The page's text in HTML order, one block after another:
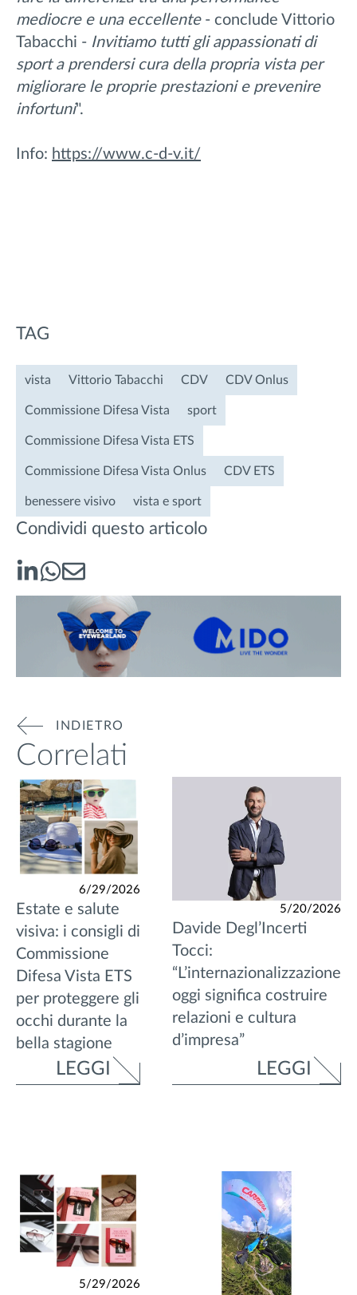
mediocre e una eccellente- conclude Vittorio
Tabacchi - Invitiamo tutti gli appassionati di
sport a prendersi cura della propria vista per
migliorare le proprie prestazioni e prevenire
infortuni".
Info: https://www.c-d-v.it/
TAG
vista Vittorio Tabacchi CDV CDV Onlus
Commissione Difesa Vista sport
Commissione Difesa Vista ETS
Commissione Difesa Vista Onlus CDV ETS
benessere visivo vista e sport
Condividi questo articolo
INDIETRO
Correlati
6/29/2026
Estate e salute
visiva: i consigli di
Commissione
Difesa Vista ETS
per proteggere gli
occhi durante la
bella stagione
LEGGI
5/20/2026
Davide Degl’Incerti
Tocci:
“L’internazionalizzazione
oggi significa costruire
relazioni e cultura
d’impresa”
LEGGI
5/29/2026